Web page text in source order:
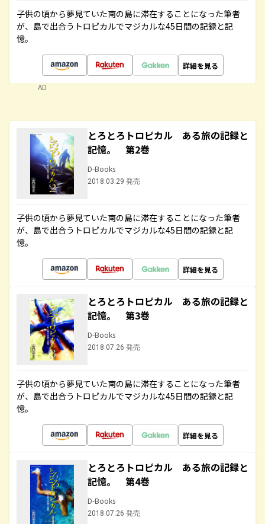
子供の頃から夢見ていた南の島に滞在することになった筆者
が、島で出合うトロピカルでマジカルな45日間の記録と記
憶。
詳細を見る
AD
とろとろトロピカル ある旅の記録と
記憶。 第2巻
D-Books
2018.03.29 発売
子供の頃から夢見ていた南の島に滞在することになった筆者
が、島で出合うトロピカルでマジカルな45日間の記録と記
憶。
詳細を見る
とろとろトロピカル ある旅の記録と
記憶。 第3巻
D-Books
2018.07.26 発売
子供の頃から夢見ていた南の島に滞在することになった筆者
が、島で出合うトロピカルでマジカルな45日間の記録と記
憶。
詳細を見る
とろとろトロピカル ある旅の記録と
記憶。 第4巻
D-Books
2018.07.26 発売